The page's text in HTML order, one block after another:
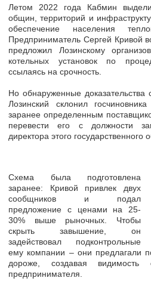
Летом 2022 года Кабмин
общин, территорий и
обеспечение населения
Предприниматель Сергей Кривой
предложил Лозинскому
котельных установок по
ссылаясь на срочность.
Но обнаруженные доказательства
Лозинский склонил
заранее определенным
перевести его с должности
директора этого государственного
Схема была подготовлена
заранее: Кривой привлек двух
сообщников и подал
предложение с ценами на 25-
30% выше рыночных . Чтобы
скрыть завышение, он
задействовал подконтрольные
ему компании – они предлагали
дороже, создавая видимость
предпринимателя.